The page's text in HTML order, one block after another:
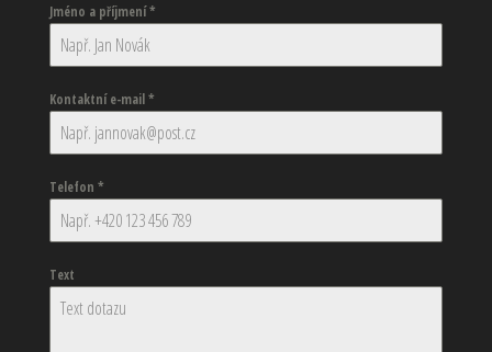
Jméno a příjmení*
Kontaktní e-mail*
Telefon *
Text